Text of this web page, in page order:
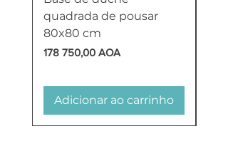
quadrada de pousar
80x80 cm
Preço
178 750,00 AOA
Adicionar ao carrinho